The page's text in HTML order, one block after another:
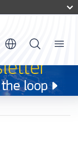
Menu